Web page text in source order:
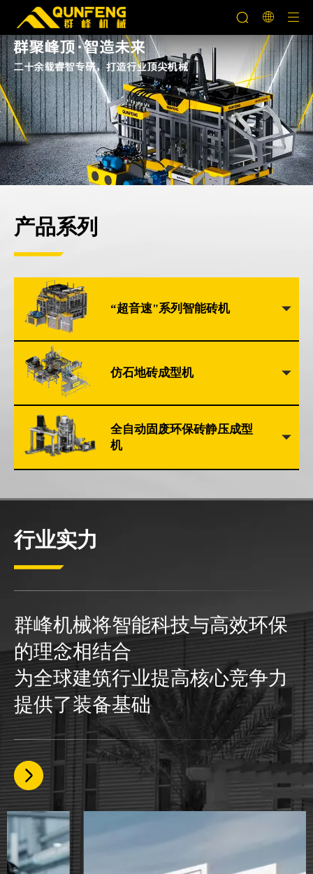
产品系列
“超音速"系列智能砖机
仿石地砖成型机
全自动固废环保砖静压成型
机
行业实力
群峰机械将智能科技与高效环保
的理念相结合
为全球建筑行业提高核心竞争力
提供了装备基础